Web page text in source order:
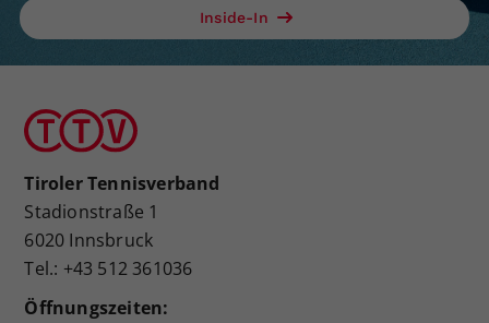
Inside-In
Tiroler Tennisverband
Stadionstraße 1
6020 Innsbruck
Tel.: +43 512 361036
Öffnungszeiten: